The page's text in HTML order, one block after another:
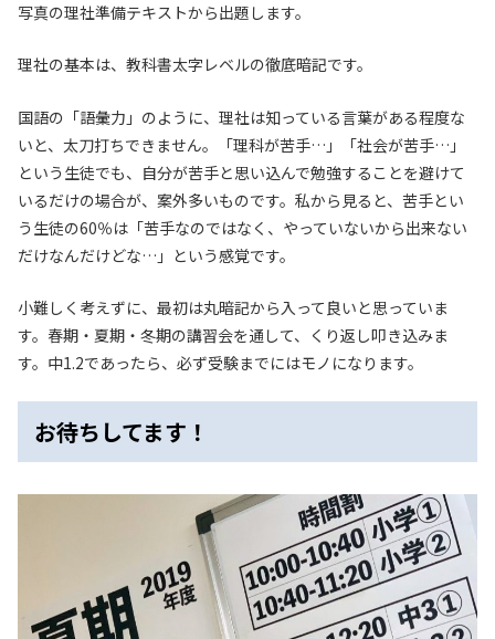
写真の理社準備テキストから出題します。
理社の基本は、教科書太字レベルの徹底暗記です。
国語の「語彙力」のように、理社は知っている言葉がある程度な
いと、太刀打ちできません。「理科が苦手…」「社会が苦手…」
という生徒でも、自分が苦手と思い込んで勉強することを避けて
いるだけの場合が、案外多いものです。私から見ると、苦手とい
う生徒の60％は「苦手なのではなく、やっていないから出来ない
だけなんだけどな…」という感覚です。
小難しく考えずに、最初は丸暗記から入って良いと思っていま
す。春期・夏期・冬期の講習会を通して、くり返し叩き込みま
す。中1.2であったら、必ず受験までにはモノになります。
お待ちしてます！